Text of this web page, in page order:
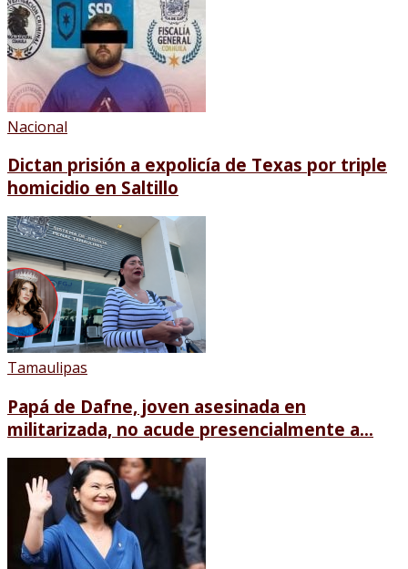
Nacional
Dictan prisión a expolicía de Texas por triple
homicidio en Saltillo
Tamaulipas
Papá de Dafne, joven asesinada en
militarizada, no acude presencialmente a...